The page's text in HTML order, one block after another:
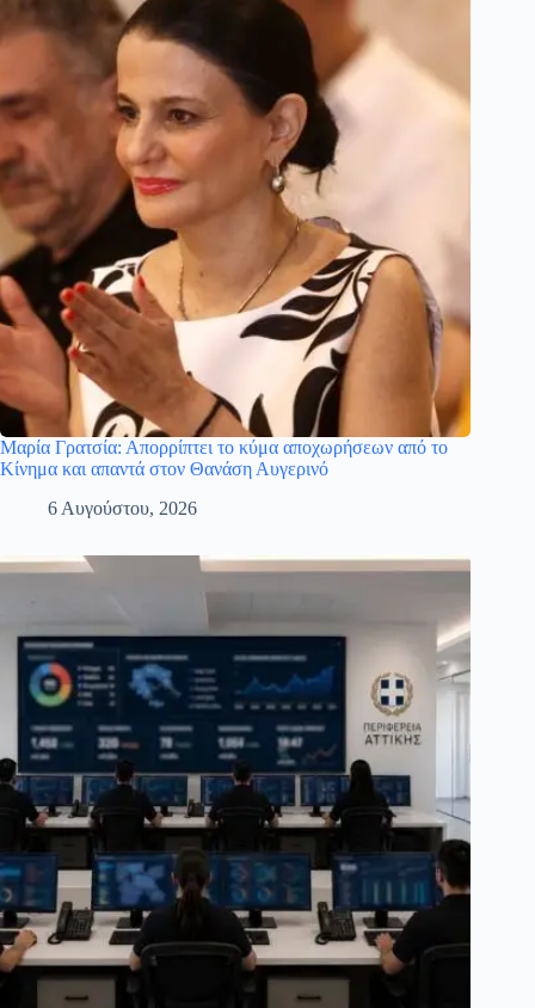
Μαρία Γρατσία: Απορρίπτει το κύμα αποχωρήσεων από το
Κίνημα και απαντά στον Θανάση Αυγερινό
6 Αυγούστου, 2026